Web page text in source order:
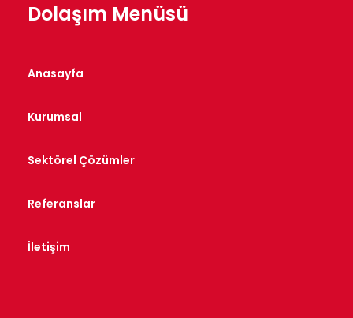
Dolaşım Menüsü
Anasayfa
Kurumsal
Sektörel Çözümler
Referanslar
İletişim